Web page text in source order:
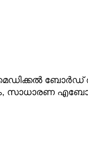
മെഡിക്കല്‍ ബോര്‍ഡ്
എബോള